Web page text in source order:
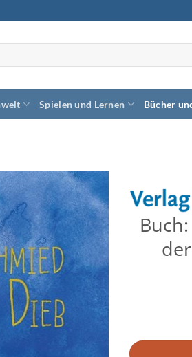
Spielen und Lernen Bücher
Zum
Wunschzettel
hinzufügen